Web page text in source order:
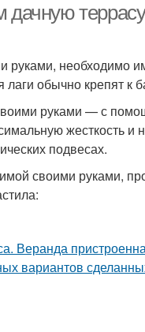
руками, необходимо
обычно крепят к
руками — с
жесткость и
подвесах.
своими руками,